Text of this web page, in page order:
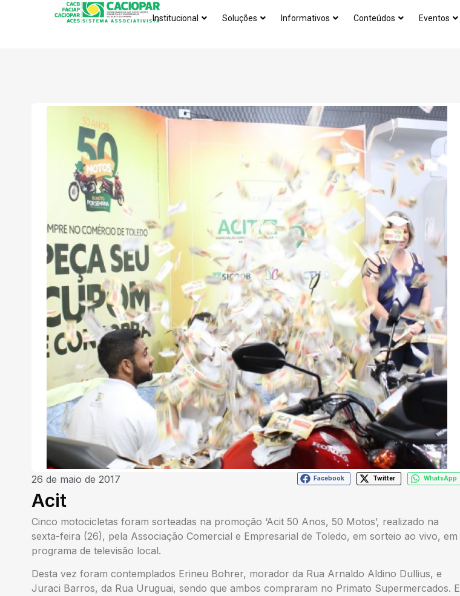
Institucional Soluções Informativos Conteúdos Eventos
26 de maio de 2017 Facebook Twitter WhatsApp
Acit
Cinco motocicletas foram sorteadas na promoção ‘Acit 50 Anos, 50 Motos’, realizado na
sexta-feira (26), pela Associação Comercial e Empresarial de Toledo, em sorteio ao vivo, em
programa de televisão local.
Desta vez foram contemplados Erineu Bohrer, morador da Rua Arnaldo Aldino Dullius, e
Juraci Barros, da Rua Uruguai, sendo que ambos compraram no Primato Supermercados. E